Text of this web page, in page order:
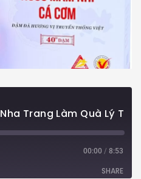
00:00 / 8:53
SHARE